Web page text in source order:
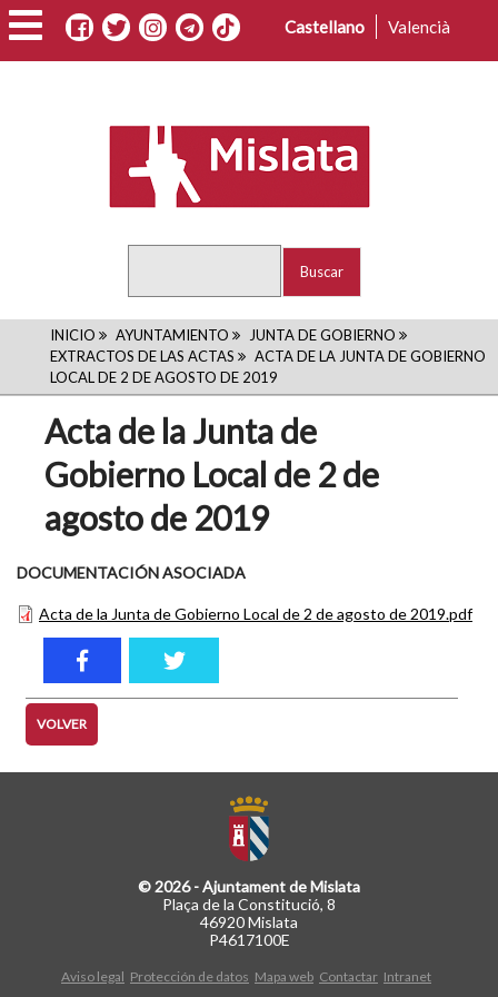
Pasar
al
contenido
Castellano Valencià
RUTA
DE
NAVEGACIÓN
INICIO AYUNTAMIENTO
JUNTA DE GOBIERNO
EXTRACTOS DE LAS ACTAS
ACTA DE LA JUNTA DE GOBIERNO
LOCAL DE 2 DE AGOSTO DE 2019
Acta de la Junta de
Gobierno Local de 2 de
agosto de 2019
DOCUMENTACIÓN ASOCIADA
Acta de la Junta de Gobierno Local de 2 de agosto de 2019.pdf
VOLVER
© 2026 - Ajuntament de Mislata
Plaça de la Constitució, 8
46920 Mislata
P4617100E
Aviso legal Protección de datos Mapa web Contactar Intranet